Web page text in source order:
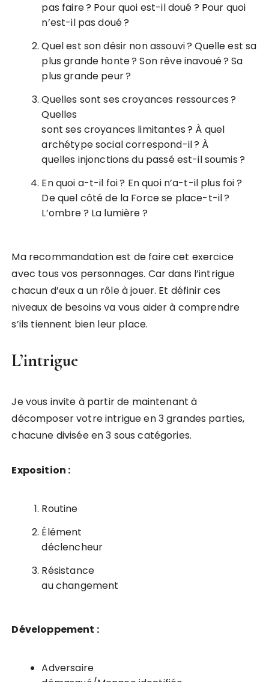
pas faire ? Pour quoi est-il doué ? Pour quoi
n’est-il pas doué ?
Quel est son désir non assouvi ? Quelle est sa
plus grande honte ? Son rêve inavoué ? Sa
plus grande peur ?
Quelles sont ses croyances ressources ?
Quelles
sont ses croyances limitantes ? À quel
archétype social correspond-il ? À
quelles injonctions du passé est-il soumis ?
En quoi a-t-il foi ? En quoi n’a-t-il plus foi ?
De quel côté de la Force se place-t-il ?
L’ombre ? La lumière ?
Ma recommandation est de faire cet exercice
avec tous vos personnages. Car dans l’intrigue
chacun d’eux a un rôle à jouer. Et définir ces
niveaux de besoins va vous aider à comprendre
s’ils tiennent bien leur place.
L’intrigue
Je vous invite à partir de maintenant à
décomposer votre intrigue en 3 grandes parties,
chacune divisée en 3 sous catégories.
Exposition :
Routine
Élément
déclencheur
Résistance
au changement
Développement :
Adversaire